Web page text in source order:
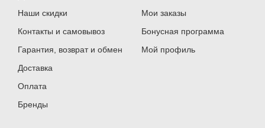
Наши скидки
Контакты и самовывоз
Гарантия, возврат и обмен
Доставка
Оплата
Бренды
Мои заказы
Бонусная программа
Мой профиль